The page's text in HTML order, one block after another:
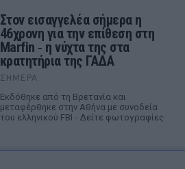
Στον εισαγγελέα σήμερα η
46χρονη για την επίθεση στη
Marfin ‑ η νύχτα της στα
κρατητήρια της ΓΑΔΑ
ΣΉΜΕΡΑ
Εκδόθηκε από τη Βρετανία και
μεταφέρθηκε στην Αθήνα με συνοδεία
του ελληνικού FBI - Δείτε φωτογραφίες